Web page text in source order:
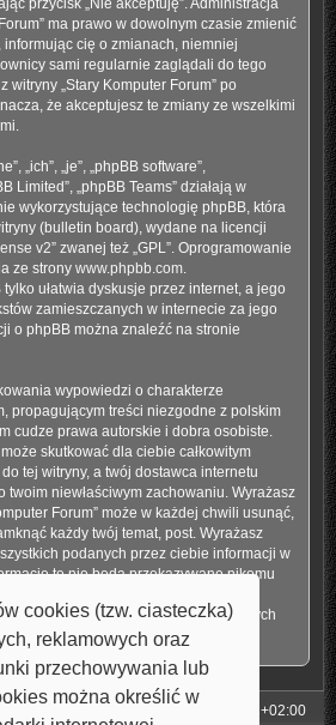
cookies (tzw. ciasteczka)
reklamowych oraz
przechowywania lub
można określić w
ma prawo w dowolnym czasie zmienić
cię o zmianach, niemniej
sami regularnie zaglądali do tego
witryny „Stary Komputer Forum” po
że akceptujesz te zmiany ze wszelkimi
„ich”, „je”, „phpBB software”,
Limited”, „phpBB Teams” działają w
wykorzystujące technologię phpBB, która
(bulletin board), wydane na licencji
v2” zwanej też „GPL”. Oprogramowanie
ze strony www.phpbb.com.
ułatwia dyskusje przez internet, a jego
zamieszczanych w internecie za jego
o phpBB można znaleźć na stronie
wypowiedzi o charakterze
propagującym treści niezgodne z polskim
cudze prawa autorskie i dobra osobiste.
skutkować dla ciebie całkowitym
tej witryny, a twój dostawca internetu
twoim niewłaściwym zachowaniu. Wyrażasz
Forum” może w każdej chwili usunąć,
każdy twój temat, post. Wyrażasz
podanych przez ciebie informacji w
te nie będą przekazywane nikomu
za włamania do witryny, podczas których
danych.
UTC+02:00